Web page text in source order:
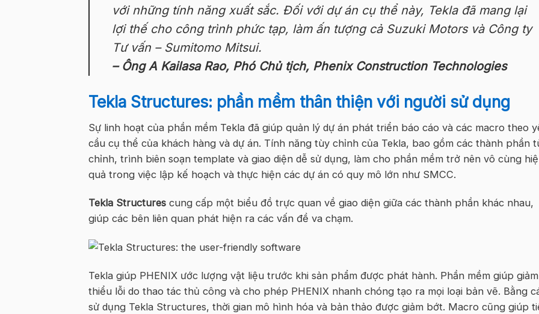
với những tính năng xuất sắc. Đối với dự án cụ thể này, Tekla đã mang lại
lợi thế cho công trình phức tạp, làm ấn tượng cả Suzuki Motors và Công ty
Tư vấn – Sumitomo Mitsui.
– Ông A Kailasa Rao, Phó Chủ tịch, Phenix Construction Technologies
Tekla Structures: phần mềm thân thiện với người sử dụng
Sự linh hoạt của phần mềm Tekla đã giúp quản lý dự án phát triển báo cáo và các macro theo
cầu cụ thể của khách hàng và dự án. Tính năng tùy chỉnh của Tekla, bao gồm các thành phần
chỉnh, trình biên soạn template và giao diện dễ sử dụng, làm cho phần mềm trở nên vô cùng
quả trong việc lập kế hoạch và thực hiện các dự án có quy mô lớn như SMCC.
Tekla Structures cung cấp một biểu đồ trực quan về giao diện giữa các thành phần khác nhau,
giúp các bên liên quan phát hiện ra các vấn đề va chạm.
Tekla giúp PHENIX ước lượng vật liệu trước khi sản phẩm được phát hành. Phần mềm giúp giảm
thiểu lỗi do thao tác thủ công và cho phép PHENIX nhanh chóng tạo ra mọi loại bản vẽ. Bằng
sử dụng Tekla Structures, thời gian mô hình hóa và bản thảo được giảm bớt. Macro cũng giúp